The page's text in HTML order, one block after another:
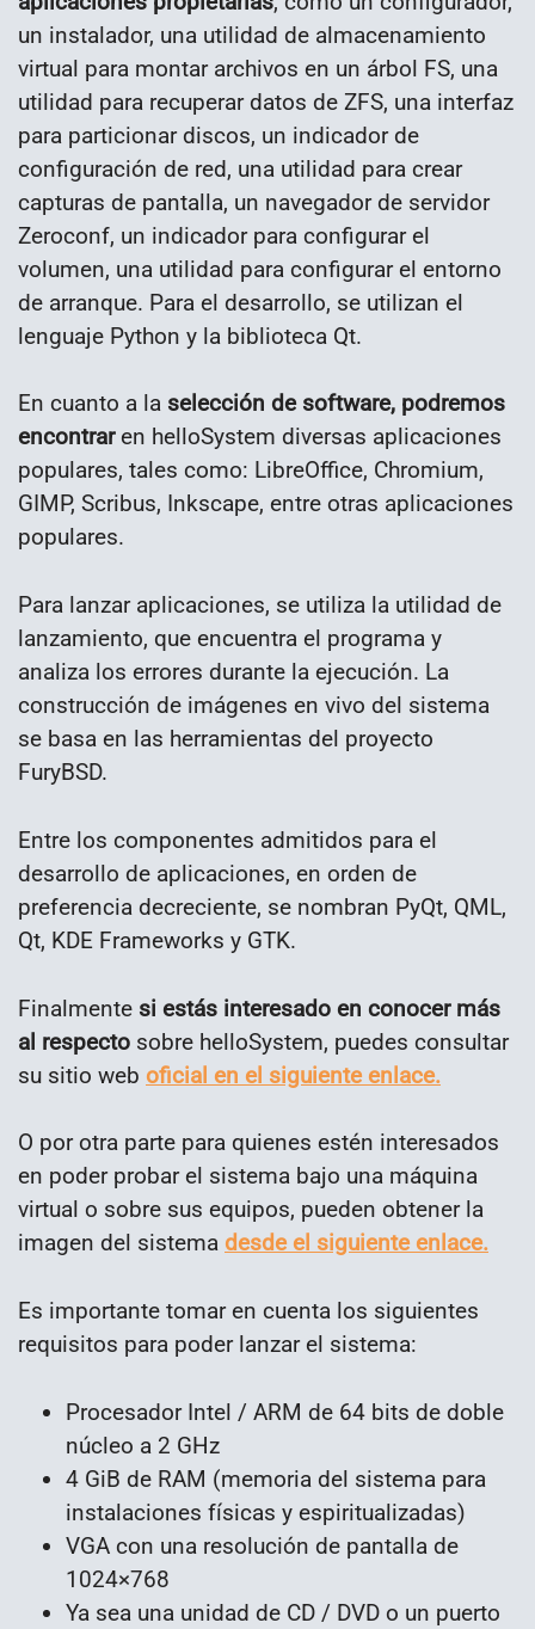
un instalador, una utilidad de almacenamiento
virtual para montar archivos en un árbol FS, una
utilidad para recuperar datos de ZFS, una interfaz
para particionar discos, un indicador de
configuración de red, una utilidad para crear
capturas de pantalla, un navegador de servidor
Zeroconf, un indicador para configurar el
volumen, una utilidad para configurar el entorno
de arranque. Para el desarrollo, se utilizan el
lenguaje Python y la biblioteca Qt.
En cuanto a la selección de software, podremos
encontraren helloSystem diversas aplicaciones
populares, tales como: LibreOffice, Chromium,
GIMP, Scribus, Inkscape, entre otras aplicaciones
populares.
Para lanzar aplicaciones, se utiliza la utilidad de
lanzamiento, que encuentra el programa y
analiza los errores durante la ejecución. La
construcción de imágenes en vivo del sistema
se basa en las herramientas del proyecto
FuryBSD.
Entre los componentes admitidos para el
desarrollo de aplicaciones, en orden de
preferencia decreciente, se nombran PyQt, QML,
Qt, KDE Frameworks y GTK.
Finalmente si estás interesado en conocer más
al respecto sobre helloSystem, puedes consultar
su sitio web oficial en el siguiente enlace.
O por otra parte para quienes estén interesados
en poder probar el sistema bajo una máquina
virtual o sobre sus equipos, pueden obtener la
imagen del sistema desde el siguiente enlace.
Es importante tomar en cuenta los siguientes
requisitos para poder lanzar el sistema:
Procesador Intel / ARM de 64 bits de doble
núcleo a 2 GHz
4 GiB de RAM (memoria del sistema para
instalaciones físicas y espiritualizadas)
VGA con una resolución de pantalla de
1024×768
Ya sea una unidad de CD / DVD o un puerto